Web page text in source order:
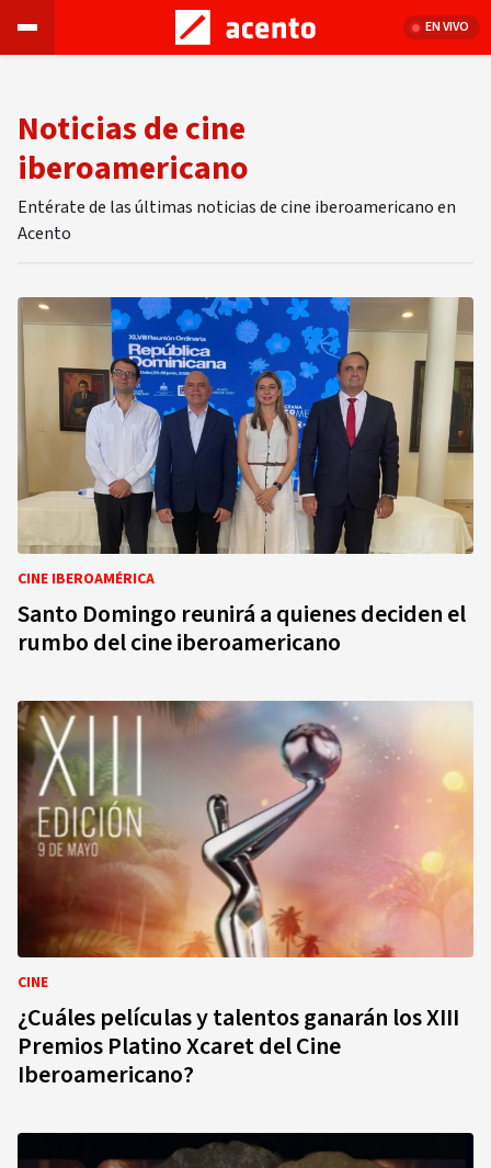
EN VIVO
Noticias de cine
iberoamericano
Entérate de las últimas noticias de cine iberoamericano en
Acento
CINE IBEROAMÉRICA
Santo Domingo reunirá a quienes deciden el
rumbo del cine iberoamericano
CINE
¿Cuáles películas y talentos ganarán los XIII
Premios Platino Xcaret del Cine
Iberoamericano?